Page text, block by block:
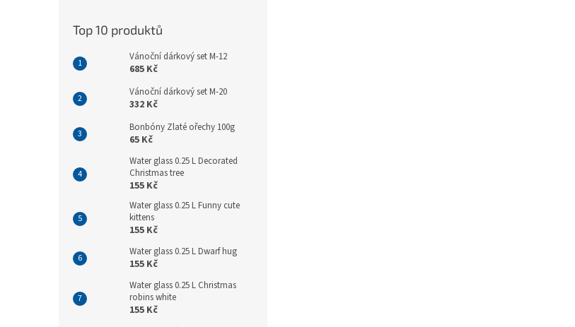
Top 10 produktů
Vánoční dárkový set M-12
685 Kč
Vánoční dárkový set M-20
332 Kč
Bonbóny Zlaté ořechy 100g
65 Kč
Water glass 0.25 L Decorated
Christmas tree
155 Kč
Water glass 0.25 L Funny cute
kittens
155 Kč
Water glass 0.25 L Dwarf hug
155 Kč
Water glass 0.25 L Christmas
robins white
155 Kč